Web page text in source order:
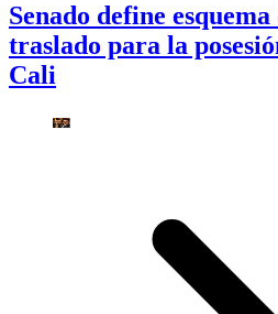
Senado define
traslado para la
Cali